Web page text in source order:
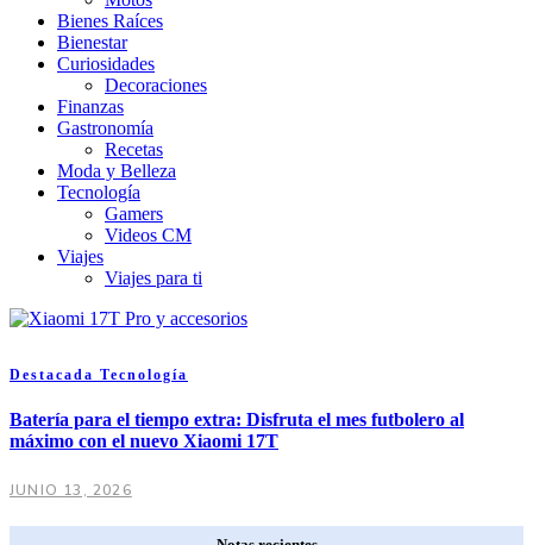
Bienes Raíces
Bienestar
Curiosidades
Decoraciones
Finanzas
Gastronomía
Recetas
Moda y Belleza
Tecnología
Gamers
Videos CM
Viajes
Viajes para ti
Destacada Tecnología
Batería para el tiempo extra: Disfruta el mes futbolero al
máximo con el nuevo Xiaomi 17T
JUNIO 13, 2026